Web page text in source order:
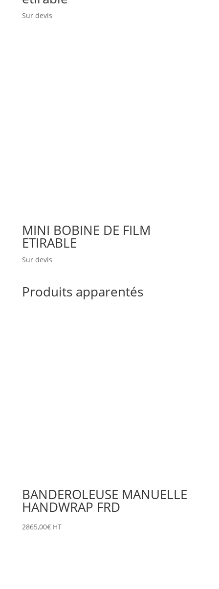
Sur devis
MINI BOBINE DE FILM
ETIRABLE
Sur devis
Produits apparentés
BANDEROLEUSE MANUELLE
HANDWRAP FRD
2865,00€ HT